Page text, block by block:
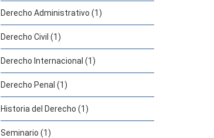
Derecho Administrativo (1)
Derecho Civil (1)
Derecho Internacional (1)
Derecho Penal (1)
Historia del Derecho (1)
Seminario (1)